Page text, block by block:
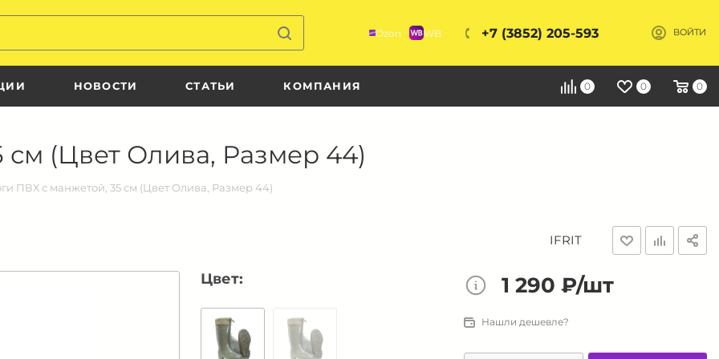
Ozon WB +7 (3852) 205-593 ВОЙТИ
НОВОСТИ СТАТЬИ КОМПАНИЯ 0 0 0
(Цвет Олива, Размер 44)
ПВХ с манжетой, 35 см (Цвет Олива, Размер 44)
IFRIT
Цвет: 1 290 ₽/шт
Нашли дешевле?